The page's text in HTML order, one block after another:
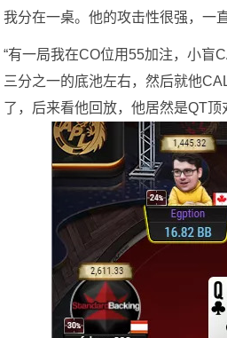
我分在一桌。他的攻击性很强，一
“有一局我在CO位用55加注，小盲
三分之一的底池左右，然后就他
了，后来看他回放，他居然是QT